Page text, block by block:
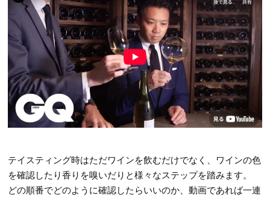
テイスティング時はただワインを飲むだけでなく、ワインの色
を確認したり香りを嗅いだりと様々なステップを踏みます。
どの順番でどのように確認したらいいのか、動画であれば一連